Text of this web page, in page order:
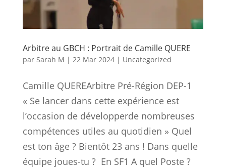
Arbitre au GBCH : Portrait de Camille QUERE
par Sarah M | 22 Mar 2024| Uncategorized
Camille QUEREArbitre Pré-Région DEP-1
« Se lancer dans cette expérience est
l’occasion de développerde nombreuses
compétences utiles au quotidien » Quel
est ton âge ? Bientôt 23 ans ! Dans quelle
équipe joues-tu ? En SF1 A quel Poste ?